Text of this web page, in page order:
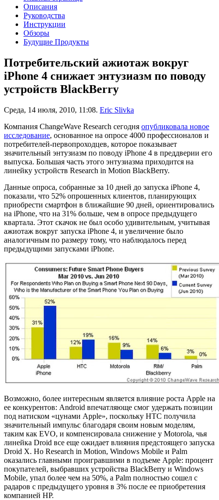
Описания
Руководства
Инструкции
Обзоры
Будущие Продукты
Потребительский ажиотаж вокруг
iPhone 4 снижает энтузиазм по поводу
устройств BlackBerry
Среда, 14 июля, 2010, 11:08. Eric Slivka
Компания ChangeWave Research сегодня опубликовала новое
исследование, основанное на опросе 4000 профессионалов и
потребителей-первопроходцев, которое показывает
значительный энтузиазм по поводу iPhone 4 в преддверии его
выпуска. Большая часть этого энтузиазма приходится на
линейку устройств Research in Motion BlackBerry.
Данные опроса, собранные за 10 дней до запуска iPhone 4,
показали, что 52% опрошенных клиентов, планирующих
приобрести смартфон в ближайшие 90 дней, ориентировались
на iPhone, что на 31% больше, чем в опросе предыдущего
квартала. Этот скачок не был особо удивительным, учитывая
ажиотаж вокруг запуска iPhone 4, и увеличение было
аналогичным по размеру тому, что наблюдалось перед
предыдущими запусками iPhone.
Возможно, более интересным является влияние роста Apple на
ее конкурентов: Android впечатляюще смог удержать позиции
под натиском «цунами Apple», поскольку HTC получила
значительный импульс благодаря своим новым моделям,
таким как EVO, и компенсировала снижение у Motorola, чья
линейка Droid все еще ожидает влияния предстоящего запуска
Droid X. Но Research in Motion, Windows Mobile и Palm
оказались главными проигравшими в подъеме Apple: процент
покупателей, выбравших устройства BlackBerry и Windows
Mobile, упал более чем на 50%, а Palm полностью сошел с
радаров с предыдущего уровня в 3% после ее приобретения
компанией HP.